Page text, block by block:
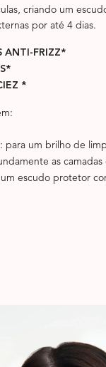
criando um
por até 4 dias.
ANTI-FRIZZ*
*
: para um brilho de
as camadas
escudo protetor